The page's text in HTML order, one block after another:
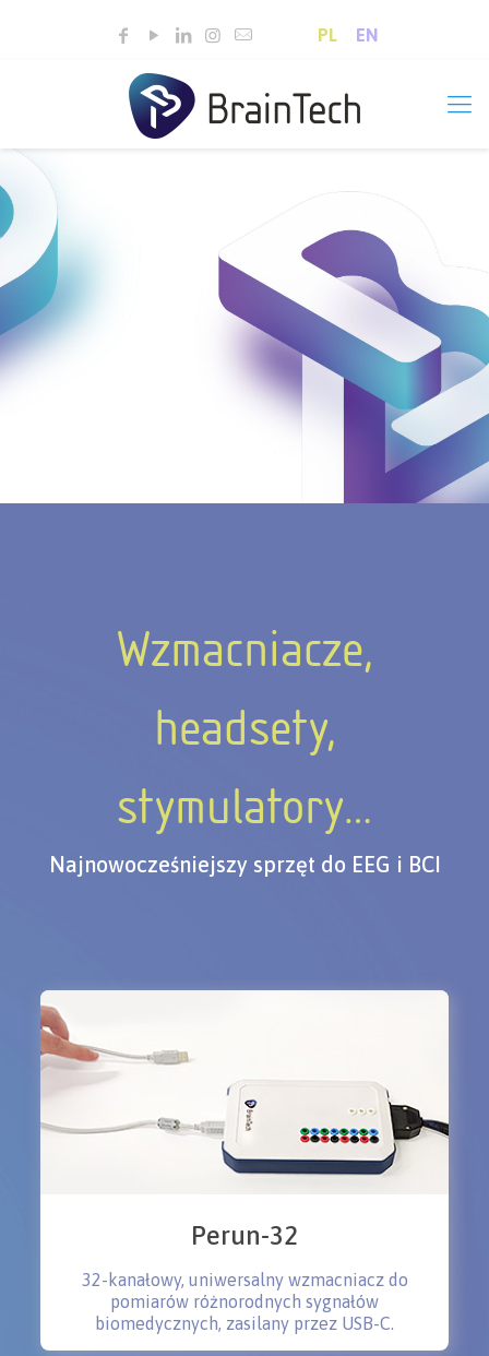
PL EN
Kompletne rozwiązania EEG i BCI
dla nauki, edukacji i przemysłu.
Wzmacniacze,
headsety,
stymulatory…
Najnowocześniejszy sprzęt do EEG i BCI
Perun-32
32-kanałowy, uniwersalny wzmacniacz do
pomiarów różnorodnych sygnałów
biomedycznych, zasilany przez USB-C.